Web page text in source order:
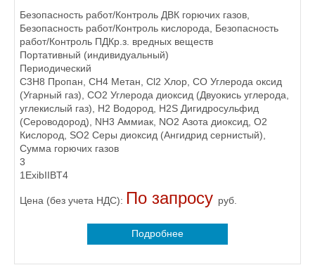
Безопасность работ/Контроль ДВК горючих газов,
Безопасность работ/Контроль кислорода, Безопасность
работ/Контроль ПДКр.з. вредных веществ
Портативный (индивидуальный)
Периодический
C3H8 Пропан, CH4 Метан, Cl2 Хлор, CO Углерода оксид
(Угарный газ), CO2 Углерода диоксид (Двуокись углерода,
углекислый газ), H2 Водород, H2S Дигидросульфид
(Сероводород), NH3 Аммиак, NO2 Азота диоксид, O2
Кислород, SO2 Серы диоксид (Ангидрид сернистый),
Сумма горючих газов
3
1ExibIIBT4
Цена (без учета НДС): По запросу руб.
Подробнее